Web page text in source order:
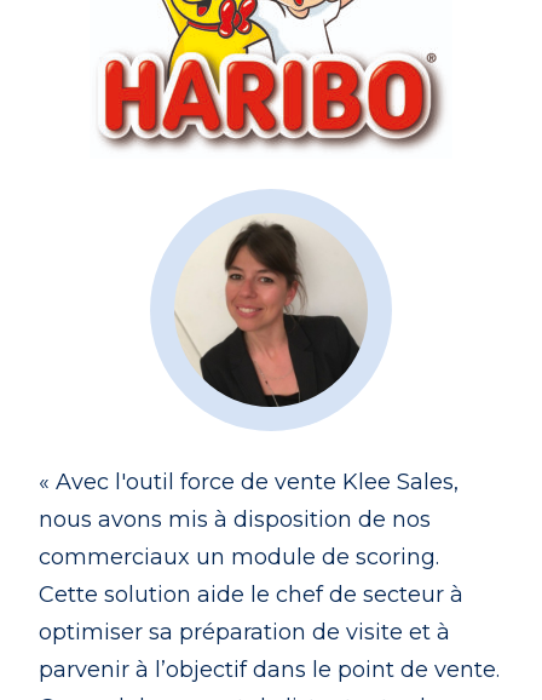
« Avec l'outil force de vente Klee Sales,
nous avons mis à disposition de nos
commerciaux un module de scoring.
Cette solution aide le chef de secteur à
optimiser sa préparation de visite et à
parvenir à l’objectif dans le point de vente.